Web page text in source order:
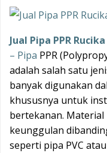
Jual Pipa PPR
– Pipa PPR
adalah salah satu
banyak digunakan
khususnya untuk
bertekanan.
keunggulan
seperti pipa PVC